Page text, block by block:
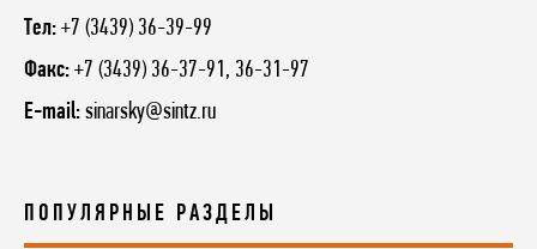
Тел: +7 (3439) 36-39-99
Факс: +7 (3439) 36-37-91, 36-31-97
E-mail: sinarsky@sintz.ru
ПОПУЛЯРНЫЕ РАЗДЕЛЫ